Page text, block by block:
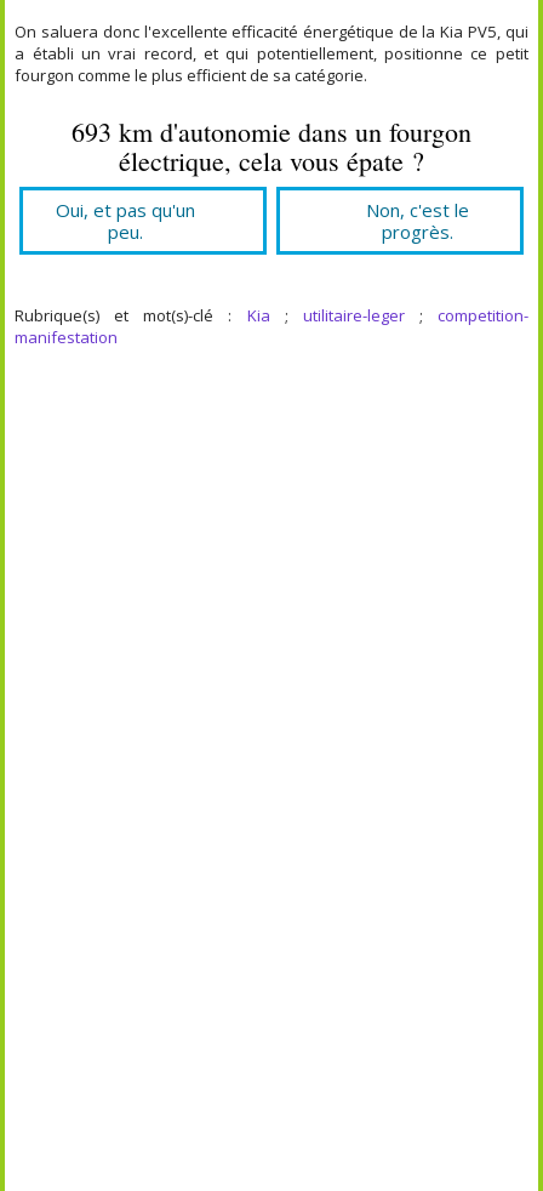
On saluera donc l'excellente efficacité énergétique de la Kia PV5, qui
a établi un vrai record, et qui potentiellement, positionne ce petit
fourgon comme le plus efficient de sa catégorie.
693 km d'autonomie dans un fourgon
électrique, cela vous épate ?
Oui, et pas qu'un
peu.
Non, c'est le
progrès.
Rubrique(s) et mot(s)-clé : Kia ; utilitaire-leger; competition-
manifestation